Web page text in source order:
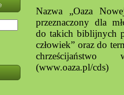
Nazwa „Oaza
przeznaczony dla
do takich biblijnych
człowiek” oraz do
(www.oaza.pl/cds)